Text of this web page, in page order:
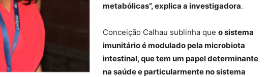
metabólicas”, explica a investigadora.
Conceição Calhau sublinha que o sistema
imunitário é modulado pela microbiota
intestinal, que tem um papel determinante
na saúde e particularmente no sistema